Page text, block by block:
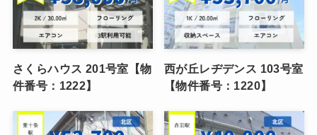
さくらハウス 201号室【物
件番号：1222】
西が丘レヂデンス 103号室
【物件番号：1220】